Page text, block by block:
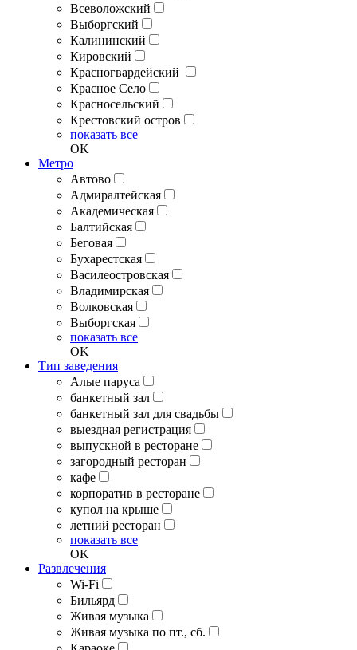
Всеволожский
Выборгский
Калининский
Кировский
Красногвардейский
Красное Село
Красносельский
Крестовский остров
показать все
OK
Метро
Автово
Адмиралтейская
Академическая
Балтийская
Беговая
Бухарестская
Василеостровская
Владимирская
Волковская
Выборгская
показать все
OK
Тип заведения
Алые паруса
банкетный зал
банкетный зал для свадьбы
выездная регистрация
выпускной в ресторане
загородный ресторан
кафе
корпоратив в ресторане
купол на крыше
летний ресторан
показать все
OK
Развлечения
Wi-Fi
Бильярд
Живая музыка
Живая музыка по пт., сб.